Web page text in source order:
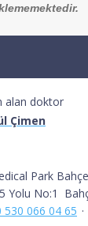
alan doktor
Çimen
Park
Yolu No:1
530 066 04 65 ·